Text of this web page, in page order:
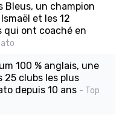
Bleus, un champion
et les 12
ont coaché en
100 % anglais, une
25 clubs les plus
depuis 10 ans - Top